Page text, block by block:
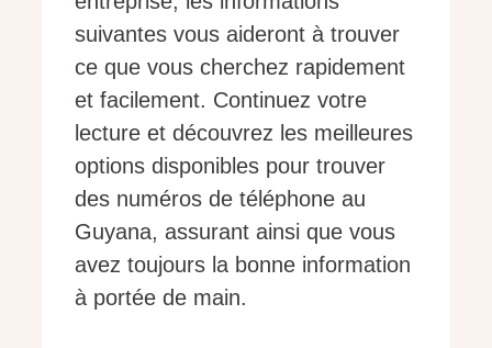
suivantes vous aideront à trouver
ce que vous cherchez rapidement
et facilement. Continuez votre
lecture et découvrez les meilleures
options disponibles pour trouver
des numéros de téléphone au
Guyana, assurant ainsi que vous
avez toujours la bonne information
à portée de main.